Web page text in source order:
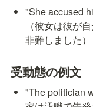
"She accused
（彼女は彼が
非難しました）
受動態の例文
"The politician